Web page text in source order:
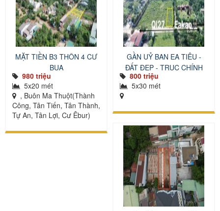
MẶT TIỀN B3 THÔN 4 CƯ
BUA
980 triệu
5x20 mét
, Buôn Ma Thuột(Thành
Công, Tân Tiến, Tân Thành,
Tự An, Tân Lợi, Cư Êbur)
GẦN UỶ BAN EA TIÊU -
ĐẤT ĐẸP - TRỤC CHÍNH
800 triệu
5x30 mét